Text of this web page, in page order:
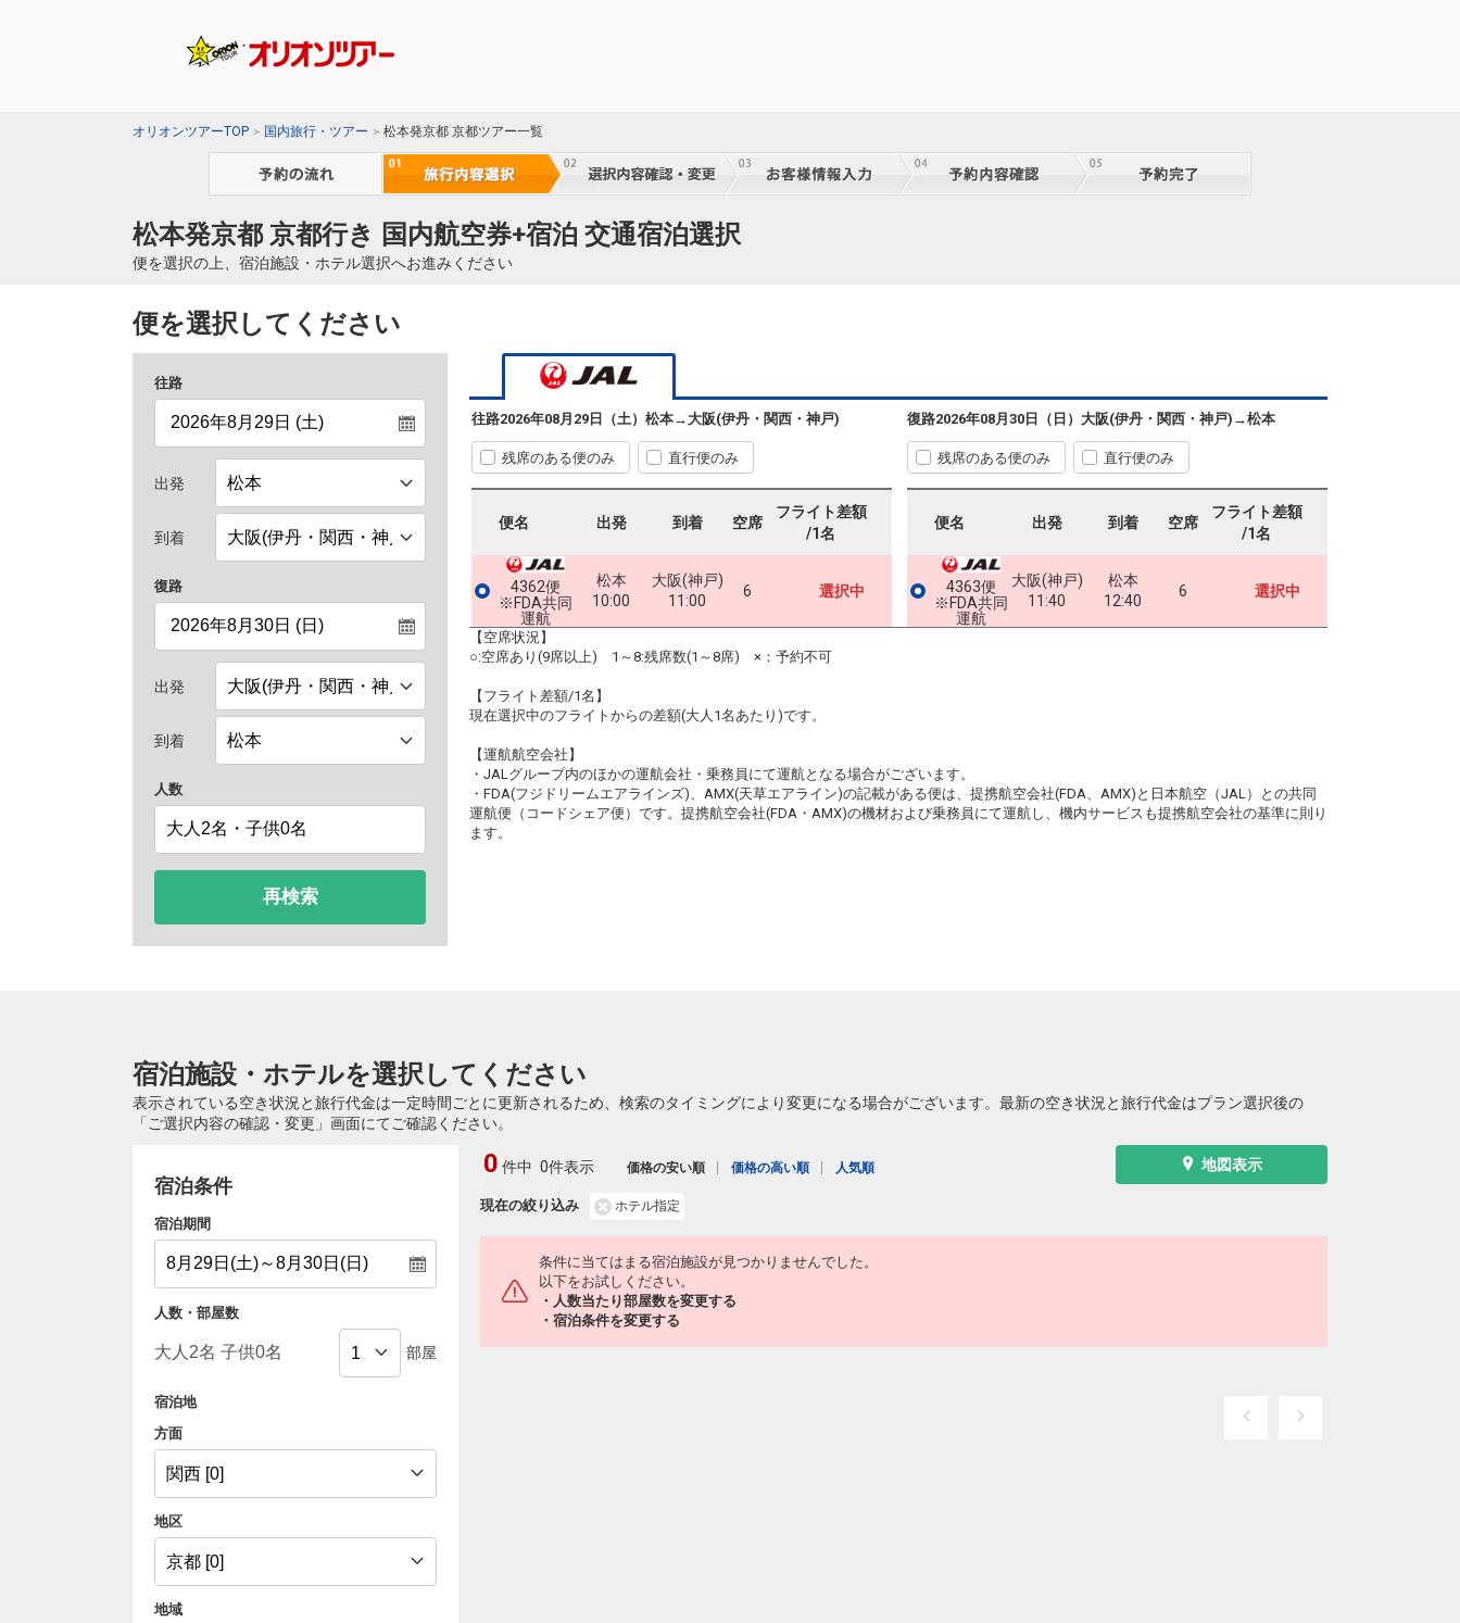
オリオンツアーTOP 国内旅行・ツアー 松本発京都 京都ツアー一覧
松本発京都 京都行き 国内航空券+宿泊 交通宿泊選択
便を選択の上、宿泊施設・ホテル選択へお進みください
便を選択してください
往路
出発
到着
復路
出発
到着
人数
再検索
往路2026年08月29日（土） 松本→大阪(伊丹・関西・神戸)
残席のある便のみ 直行便のみ
便名 出発 到着 空席
フライト差額
/1名
4362便
※FDA共同
運航
松本
10:00
大阪(神戸)
11:00
6 選択中
復路2026年08月30日（日） 大阪(伊丹・関西・神戸) →松本
残席のある便のみ 直行便のみ
便名 出発 到着 空席
フライト差額
/1名
4363便
※FDA共同
運航
大阪(神戸)
11:40
松本
12:40
6 選択中
【空席状況】
○:空席あり(9席以上) 1～8:残席数(1～8席) ×：予約不可
【フライト差額/1名】
現在選択中のフライトからの差額(大人1名あたり)です。
【運航航空会社】
・JALグループ内のほかの運航会社・乗務員にて運航となる場合がございます。
・FDA(フジドリームエアラインズ)、AMX(天草エアライン)の記載がある便は、提携航空会社(FDA、AMX)と日本航空（JAL）との共同
運航便（コードシェア便）です。提携航空会社(FDA・AMX)の機材および乗務員にて運航し、機内サービスも提携航空会社の基準に則り
ます。
宿泊施設・ホテルを選択してください
表示されている空き状況と旅行代金は一定時間ごとに更新されるため、検索のタイミングにより変更になる場合がございます。最新の空き状況と旅行代金はプラン選択後の
「ご選択内容の確認・変更」画面にてご確認ください。
宿泊条件
宿泊期間
人数・部屋数
部屋
宿泊地
方面
地区
地域
地図表示
現在の絞り込み ホテル指定
0 件中 0件表示 価格の安い順 価格の高い順 人気順
条件に当てはまる宿泊施設が見つかりませんでした。
以下をお試しください。
・人数当たり部屋数を変更する
・宿泊条件を変更する